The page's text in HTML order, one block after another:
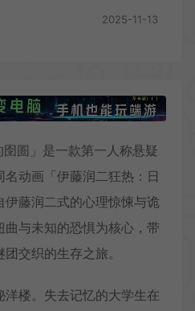
2025-11-13
囹圄」是一款第一人称悬疑
动画「伊藤润二狂热：日
伊藤润二式的心理惊悚与诡
与未知的恐惧为核心，带
交织的生存之旅。
楼。失去记忆的大学生在